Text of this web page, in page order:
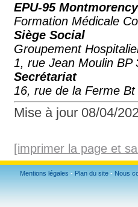
EPU-95 Montmorency
Formation Médicale
Siège Social
Groupement
1, rue Jean Moulin BP
Secrétariat
16, rue de la Ferme
Mise à jour 08/04/
[imprimer la page et
Mentions légales - Plan du site - Nous